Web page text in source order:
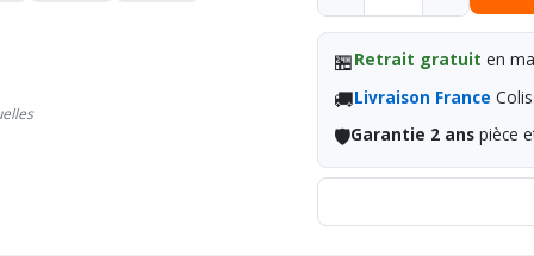
🏪Retrait gratuit en
🚚Livraison France
🛡️Garantie 2 ans pièce